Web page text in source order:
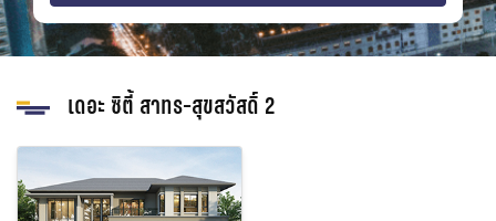
เดอะ ซิตี้ สาทร-สุขสวัสดิ์ 2